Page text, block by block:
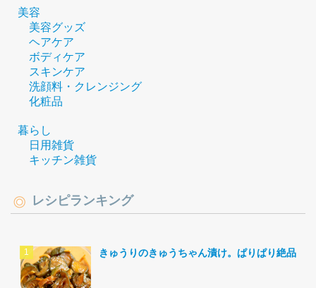
美容
美容グッズ
ヘアケア
ボディケア
スキンケア
洗顔料・クレンジング
化粧品
暮らし
日用雑貨
キッチン雑貨
レシピランキング
きゅうりのきゅうちゃん漬け。ぱりぱり絶品。